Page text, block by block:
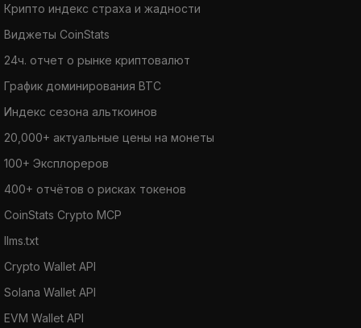
Крипто индекс страха и жадности
Виджеты CoinStats
24ч. отчет о рынке криптовалют
График доминирования BTC
Индекс сезона альткоинов
20,000+ актуальные цены на монеты
100+ Эксплореров
400+ отчётов о рисках токенов
CoinStats Crypto MCP
llms.txt
Crypto Wallet API
Solana Wallet API
EVM Wallet API